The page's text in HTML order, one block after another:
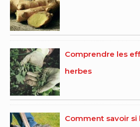
Comprendre les
herbes
Comment savoir si